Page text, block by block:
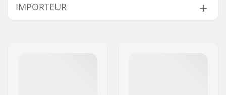
Width:
Gewicht:
40g
IMPORTEUR